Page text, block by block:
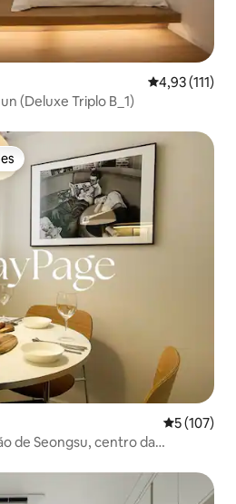
4,93 de uma
4,93 (111)
(Deluxe Triplo B_1)
dos hóspedes
5 de uma
5 (107)
de Seongsu, centro da
caloroso